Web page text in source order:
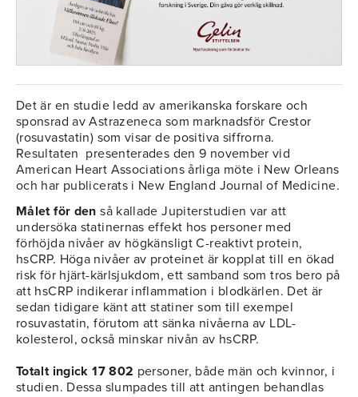
Det är en studie ledd av amerikanska forskare och
sponsrad av Astrazeneca som marknadsför Crestor
(rosuvastatin) som visar de positiva siffrorna.
Resultaten presenterades den 9 november vid
American Heart Associations årliga möte i New Orleans
och har publicerats i New England Journal of Medicine.
Målet för den så kallade Jupiterstudien var att
undersöka statinernas effekt hos personer med
förhöjda nivåer av högkänsligt C-reaktivt protein,
hsCRP. Höga nivåer av proteinet är kopplat till en ökad
risk för hjärt-kärlsjukdom, ett samband som tros bero på
att hsCRP indikerar inflammation i blodkärlen. Det är
sedan tidigare känt att statiner som till exempel
rosuvastatin, förutom att sänka nivåerna av LDL-
kolesterol, också minskar nivån av hsCRP.
Totalt ingick 17 802 personer, både män och kvinnor, i
studien. Dessa slumpades till att antingen behandlas